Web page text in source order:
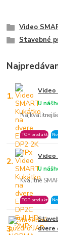
Video
Stavebné
1. Video
U
TOP produkt
2. Video
Kvalitné
U
TOP produkt
3.
dvere